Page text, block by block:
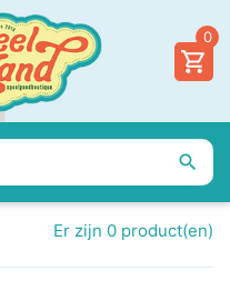
0

Er zijn 0 product(en)